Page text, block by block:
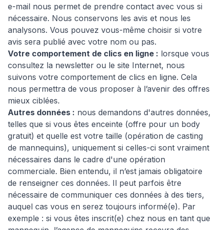
e-mail nous permet de prendre contact avec vous si
nécessaire. Nous conservons les avis et nous les
analysons. Vous pouvez vous-même choisir si votre
avis sera publié avec votre nom ou pas.
Votre comportement de clics en ligne : lorsque vous
consultez la newsletter ou le site Internet, nous
suivons votre comportement de clics en ligne. Cela
nous permettra de vous proposer à l’avenir des offres
mieux ciblées.
Autres données : nous demandons d'autres données,
telles que si vous êtes enceinte (offre pour un body
gratuit) et quelle est votre taille (opération de casting
de mannequins), uniquement si celles-ci sont vraiment
nécessaires dans le cadre d'une opération
commerciale. Bien entendu, il n’est jamais obligatoire
de renseigner ces données. Il peut parfois être
nécessaire de communiquer ces données à des tiers,
auquel cas vous en serez toujours informé(e). Par
exemple : si vous êtes inscrit(e) chez nous en tant que